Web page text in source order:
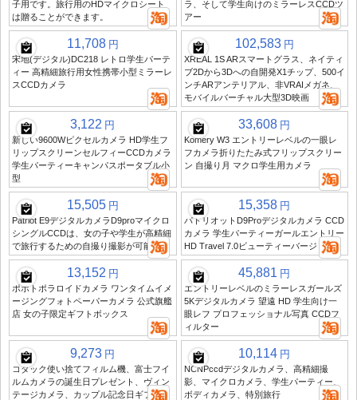
子用です。旅行用のHDマイクロシート
は贈ることができます。
ラ、そして学生向けのミラーレスCCDツ
アー
11,708 円
宋地(デジタル)DC218 レトロ学生パーテ
ィー 高精細旅行用女性携帯小型ミラーレ
スCCDカメラ
102,583 円
XREAL 1S ARスマートグラス、ネイティ
ブ2Dから3Dへの自開発X1チップ、500イ
ンチARアンテリアル、非VRAIメガネ、
モバイルバーチャル大型3D映画
3,122 円
新しい9600Wピクセルカメラ HD学生フ
リップスクリーンセルフィーCCDカメラ
学生パーティーキャンパスポータブル小
型
33,608 円
Komery W3 エントリーレベルの一眼レ
フカメラ折りたたみ式フリップスクリー
ン 自撮り月 マクロ学生用カメラ
15,505 円
Patriot E9デジタルカメラD9proマイクロ
シングルCCDは、女の子や学生が高精細
で旅行するための自撮り撮影が可能です
15,358 円
パトリオットD9Proデジタルカメラ CCD
カメラ 学生パーティーガールエントリー
HD Travel 7.0ビューティーバージョン
13,152 円
ポポトポラロイドカメラ ワンタイムイメ
ージングフォトペーパーカメラ 公式旗艦
店 女の子限定ギフトボックス
45,881 円
エントリーレベルのミラーレスガールズ
5Kデジタルカメラ 望遠 HD 学生向け一
眼レフ プロフェッショナル写真 CCDフ
ィルター
9,273 円
コダック使い捨てフィルム機、富士フイ
ルムカメラの誕生日プレゼント、ヴィン
テージカメラ、カップル記念日ギフト
10,114 円
NCNPccdデジタルカメラ、高精細撮
影、マイクロカメラ、学生パーティー、
ボディカメラ、特別旅行